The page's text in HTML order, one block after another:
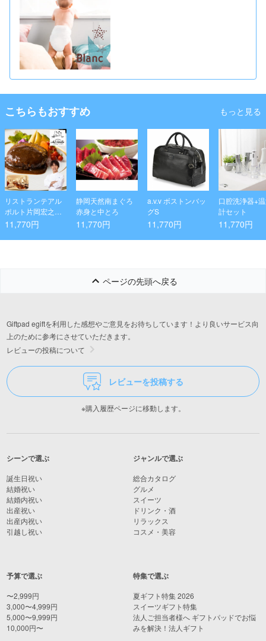
こちらもおすすめ もっと見る
リストランテアル
ポルト片岡宏之監
修 黒トリュフソー
11,770円
静岡天然南まぐろ
赤身と中とろ
11,770円
a.v.v ボストンバッ
グS
11,770円
口腔洗浄器+
計セット
11,770円
ページの先頭へ戻る
Giftpad egiftを利用した感想やご意見をお待ちしています！より良いサービス向
上のために参考にさせていただきます。
レビューの投稿について
レビューを投稿する
※購入履歴ページに移動します。
シーンで選ぶ
誕生日祝い
結婚祝い
結婚内祝い
出産祝い
出産内祝い
引越し祝い
予算で選ぶ
〜2,999円
3,000〜4,999円
5,000〜9,999円
10,000円〜
ジャンルで選ぶ
総合カタログ
グルメ
スイーツ
ドリンク・酒
リラックス
コスメ・美容
特集で選ぶ
夏ギフト特集 2026
スイーツギフト特集
法人ご担当者様へ ギフトパッドでお悩
みを解決！法人ギフト